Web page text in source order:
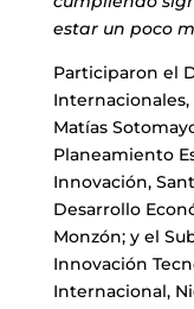
estar un poco
Participaron el
Matías
Planeamiento
Innovación,
Desarrollo
Monzón; y el
Innovación
Internacional,